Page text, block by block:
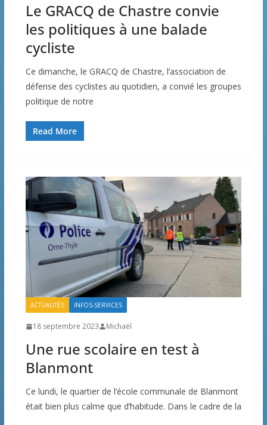
Le GRACQ de Chastre convie
les politiques à une balade
cycliste
Ce dimanche, le GRACQ de Chastre, l’association de
défense des cyclistes au quotidien, a convié les groupes
politique de notre
Read More
ACTUALITÉS INFOS-SERVICES
18 septembre 2023 Michaël
Une rue scolaire en test à
Blanmont
Ce lundi, le quartier de l’école communale de Blanmont
était bien plus calme que d’habitude. Dans le cadre de la